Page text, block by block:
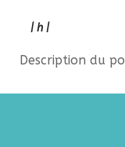
| h |
Description du